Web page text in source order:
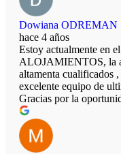
Dowiana ODREMAN
hace 4 años
Estoy actualmente en
ALOJAMIENTOS, la
altamenta cualificados
excelente equipo de
Gracias por la